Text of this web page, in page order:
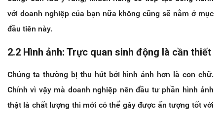
với doanh nghiệp của bạn nữa không cũng sẽ nằm ở mục
đầu tiên này.
2.2 Hình ảnh: Trực quan sinh động là cần thiết
Chúng ta thường bị thu hút bởi hình ảnh hơn là con chữ.
Chính vì vậy mà doanh nghiệp nên đầu tư phần hình ảnh
thật là chất lượng thì mới có thể gây được ấn tượng tốt với